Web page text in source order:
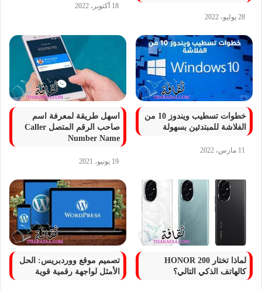
28 يوليو، 2022
18 أكتوبر، 2022
خطوات تسطيب ويندوز 10 من
الفلاشة للمبتدئين بسهولة
11 مارس، 2022
اسهل طريقة لمعرفة اسم
صاحب الرقم المتصل Caller
Number Name
19 يونيو، 2021
لماذا تختار HONOR 200
كالهاتف الذكي التالي؟
تصميم موقع ووردبريس: الحل
الأمثل لواجهة رقمية قوية